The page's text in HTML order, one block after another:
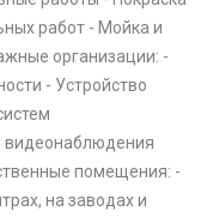
работ - Мойка и
организации: -
- Устройство
видеонаблюдения
помещения: -
на заводах и